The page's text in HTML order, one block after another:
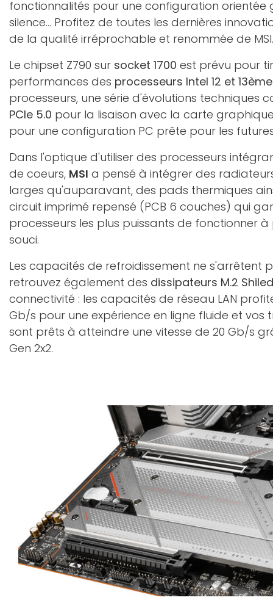
fonctionnalités pour une configuration orientée
silence... Profitez de toutes les dernières
de la qualité irréprochable et renommée de MSI.
Le chipset Z790 sur socket 1700 est prévu pour
performances des processeurs Intel 12 et
processeurs, une série d'évolutions techniques
PCIe 5.0 pour la lisaison avec la carte
pour une configuration PC prête pour les
Dans l'optique d'utiliser des processeurs
de coeurs, MSI a pensé à intégrer des
larges qu'auparavant, des pads thermiques
circuit imprimé repensé (PCB 6 couches) qui
processeurs les plus puissants de fonctionner à
souci.
Les capacités de refroidissement ne s'arrêtent
retrouvez également des dissipateurs M.2
connectivité : les capacités de réseau LAN
Gb/s pour une expérience en ligne fluide et vos
sont prêts à atteindre une vitesse de 20 Gb/s
Gen 2x2.